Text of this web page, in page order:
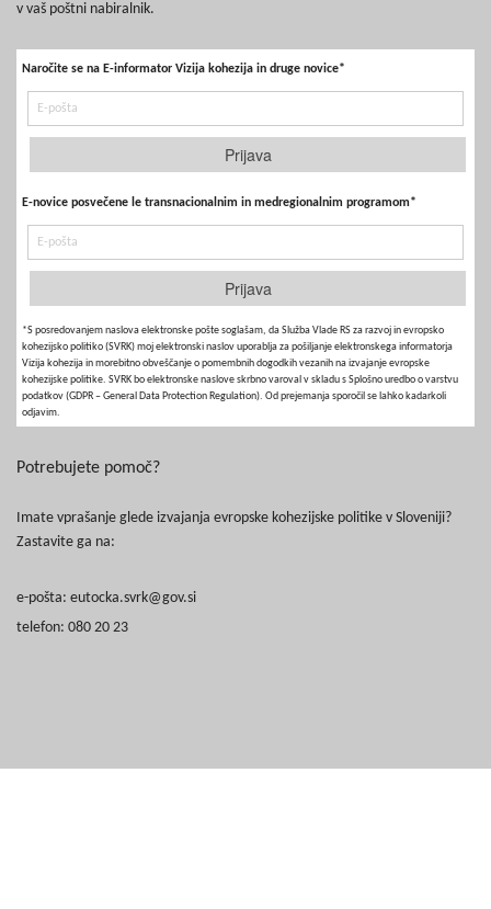
v vaš poštni nabiralnik.
Naročite se na E-informator Vizija kohezija in druge novice*
E-novice posvečene le transnacionalnim in medregionalnim programom*
*S posredovanjem naslova elektronske pošte soglašam, da Služba Vlade RS za razvoj in evropsko
kohezijsko politiko (SVRK) moj elektronski naslov uporablja za pošiljanje elektronskega informatorja
Vizija kohezija in morebitno obveščanje o pomembnih dogodkih vezanih na izvajanje evropske
kohezijske politike. SVRK bo elektronske naslove skrbno varoval v skladu s Splošno uredbo o varstvu
podatkov (GDPR – General Data Protection Regulation). Od prejemanja sporočil se lahko kadarkoli
odjavim.
Potrebujete pomoč?
Imate vprašanje glede izvajanja evropske kohezijske politike v Sloveniji?
Zastavite ga na:
e-pošta: eutocka.svrk@gov.si
telefon: 080 20 23